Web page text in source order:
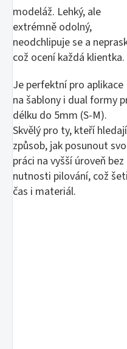
modeláž. Lehký, ale
extrémně odolný,
neodchlipuje se a
což ocení každá klientka.
Je perfektní pro aplikace
na šablony i dual formy
délku do 5mm (S-M).
Skvělý pro ty, kteří hledají
způsob, jak posunout
práci na vyšší úroveň bez
nutnosti pilování, což
čas i materiál.